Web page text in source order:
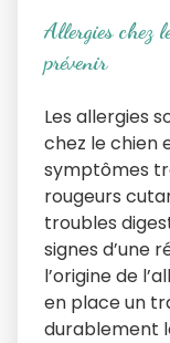
Allergies chez
prévenir
Les allergies
chez le chien
symptômes
rougeurs
troubles
signes d’une
l’origine de
en place un
durablement